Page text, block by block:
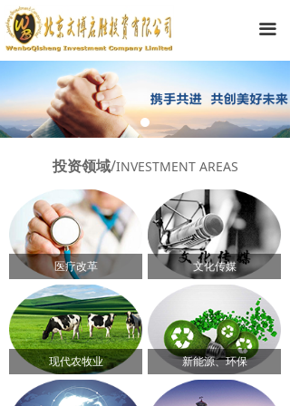
끀
投资领域/INVESTMENT AREAS
医疗改革 文化传媒
现代农牧业 新能源、环保